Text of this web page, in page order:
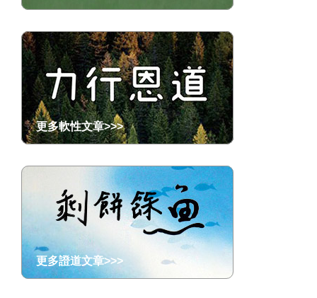
更多軟性文章>>>
更多證道文章>>>